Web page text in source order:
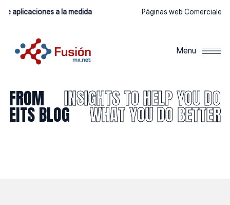
aplicaciones a la medida Páginas web Comerciales
Menu
FROM
EITS BLOG
INSIGHTS TO HELP YOU DO
WHAT YOU DO BETTER